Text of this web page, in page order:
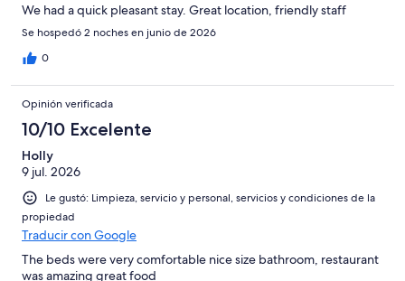
We had a quick pleasant stay. Great location, friendly staff
Se hospedó 2 noches en junio de 2026
0
Opinión verificada
10/10 Excelente
Holly
9 jul. 2026
Le gustó: Limpieza, servicio y personal, servicios y condiciones de la
propiedad
Traducir con Google
The beds were very comfortable nice size bathroom, restaurant
was amazing great food